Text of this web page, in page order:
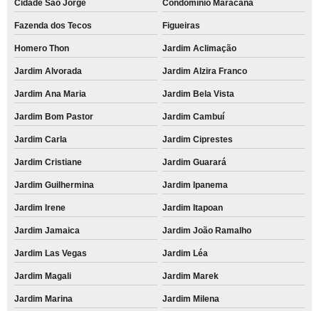
Cidade São Jorge Condomínio Maracanã
Fazenda dos Tecos Figueiras
Homero Thon Jardim Aclimação
Jardim Alvorada Jardim Alzira Franco
Jardim Ana Maria Jardim Bela Vista
Jardim Bom Pastor Jardim Cambuí
Jardim Carla Jardim Ciprestes
Jardim Cristiane Jardim Guarará
Jardim Guilhermina Jardim Ipanema
Jardim Irene Jardim Itapoan
Jardim Jamaica Jardim João Ramalho
Jardim Las Vegas Jardim Léa
Jardim Magali Jardim Marek
Jardim Marina Jardim Milena